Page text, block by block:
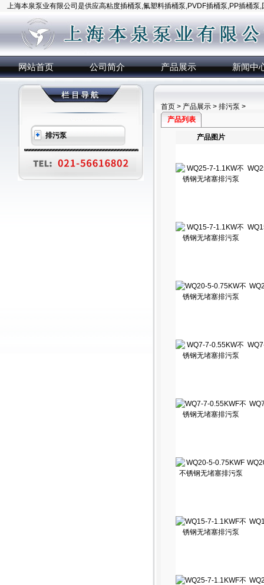
上海本泉泵业有限公司是供应高粘度插桶泵,氟塑料插桶泵,PVDF插桶泵,PP插桶泵
网站首页 公司简介 产品展示 新闻中
排污泵
首页 > 产品展示 > 排污泵 >
产品列表
产品图片